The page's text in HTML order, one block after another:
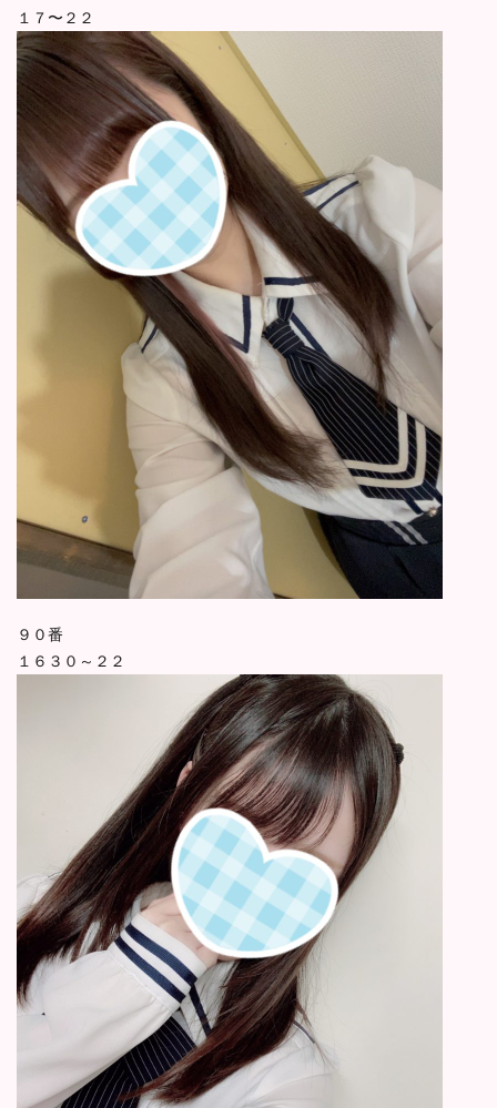
１７〜２２
９０番
１６３０～２２